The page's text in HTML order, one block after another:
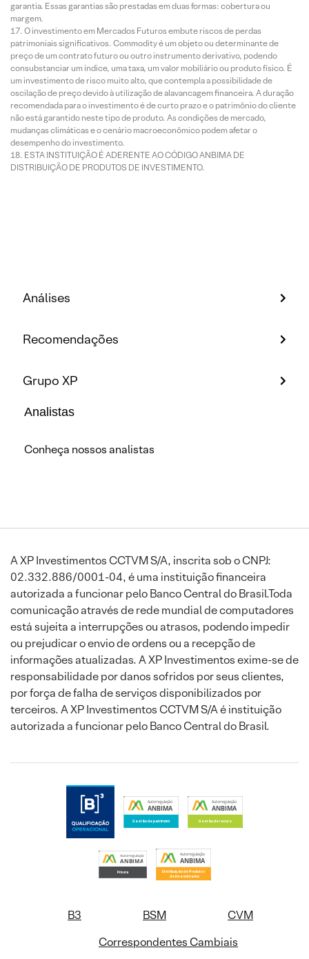
garantia. Essas garantias são prestadas em duas formas: cobertura ou
margem.
O investimento em Mercados Futuros embute riscos de perdas
patrimoniais significativos. Commodity é um objeto ou determinante de
preço de um contrato futuro ou outro instrumento derivativo, podendo
consubstanciar um índice, uma taxa, um valor mobiliário ou produto físico. É
um investimento de risco muito alto, que contempla a possibilidade de
oscilação de preço devido à utilização de alavancagem financeira. A duração
recomendada para o investimento é de curto prazo e o patrimônio do cliente
não está garantido neste tipo de produto. As condições de mercado,
mudanças climáticas e o cenário macroeconômico podem afetar o
desempenho do investimento.
ESTA INSTITUIÇÃO É ADERENTE AO CÓDIGO ANBIMA DE
DISTRIBUIÇÃO DE PRODUTOS DE INVESTIMENTO.
Análises
Recomendações
Grupo XP
Analistas
Conheça nossos analistas
A XP Investimentos CCTVM S/A, inscrita sob o CNPJ:
02.332.886/0001-04, é uma instituição financeira
autorizada a funcionar pelo Banco Central do Brasil.Toda
comunicação através de rede mundial de computadores
está sujeita a interrupções ou atrasos, podendo impedir
ou prejudicar o envio de ordens ou a recepção de
informações atualizadas. A XP Investimentos exime-se de
responsabilidade por danos sofridos por seus clientes,
por força de falha de serviços disponibilizados por
terceiros. A XP Investimentos CCTVM S/A é instituição
autorizada a funcionar pelo Banco Central do Brasil.
B3 BSM
CVM
Correspondentes Cambiais